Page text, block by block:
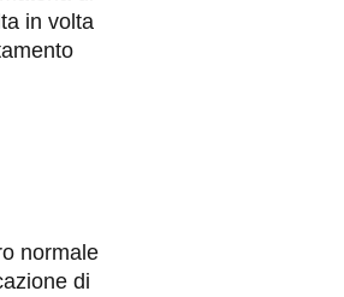
in volta
normale
di